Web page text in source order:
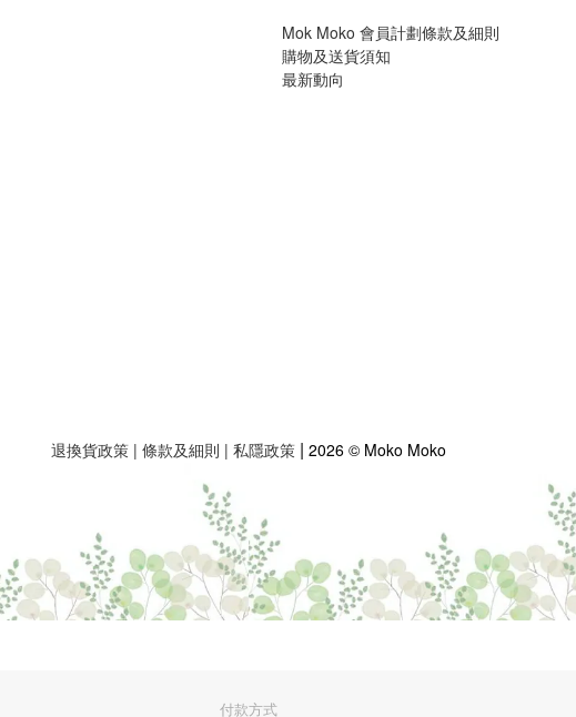
Mok Moko 會員計劃條款及細則
購物及送貨須知
最新動向
退換貨政策 | 條款及細則 | 私隱政策 | 2026 © Moko Moko
付款方式